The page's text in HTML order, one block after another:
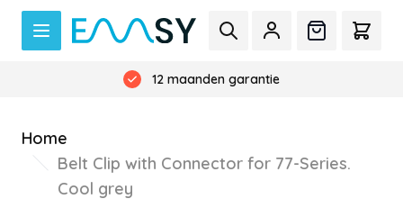
Ga naar de inhoud
Zoek
OfferteCart
12 maanden garantie
Geen verzendkosten boven de €300,-
Home
Belt Clip with Connector for 77-Series.
Cool grey